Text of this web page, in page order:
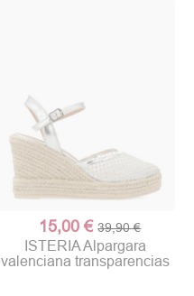
15,00 € 39,90 €
ISTERIA Alpargara
valenciana transparencias